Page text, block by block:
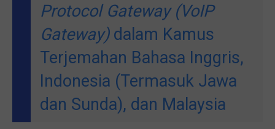
Protocol Gateway (VoIP
Gateway)dalam Kamus
Terjemahan Bahasa Inggris,
Indonesia (Termasuk Jawa
dan Sunda), dan Malaysia